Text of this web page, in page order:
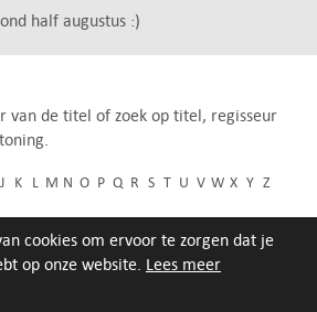
cookies om ervoor te zorgen dat je
op onze website. Lees meer
half augustus :)
van de titel of zoek op titel, regisseur
J K L M N O P Q R S T U V W X Y Z